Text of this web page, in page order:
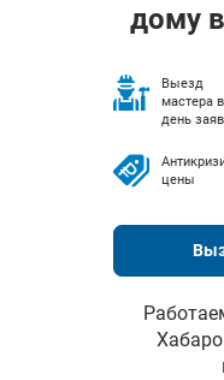
дому
Выезд
мастера в
день
цены